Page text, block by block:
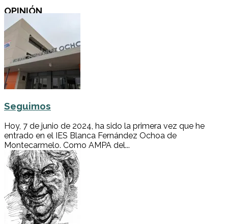
OPINIÓN
Seguimos
Hoy, 7 de junio de 2024, ha sido la primera vez que he
entrado en el IES Blanca Fernández Ochoa de
Montecarmelo. Como AMPA del...